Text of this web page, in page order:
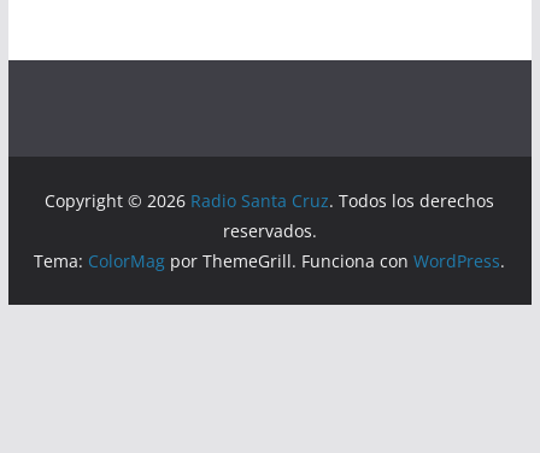
Copyright © 2026 Radio Santa Cruz. Todos los derechos
reservados.
Tema: ColorMag por ThemeGrill. Funciona conWordPress.